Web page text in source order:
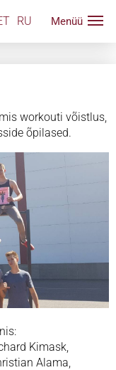
RU
workouti võistlus,
õpilased.
Kimask,
Alama,